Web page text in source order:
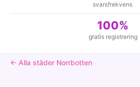
svarsfrekvens
100%
gratis registrering
← Alla städer Norrbotten